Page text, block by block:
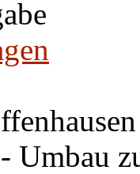
Umbau